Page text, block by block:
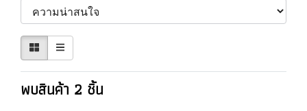
พบสินค้า 2 ชิ้น